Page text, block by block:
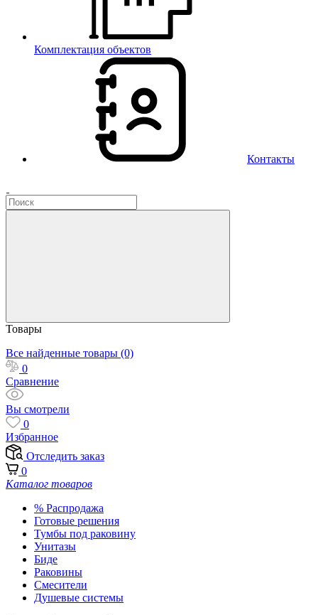
Комплектация объектов
Контакты
Товары
Все найденные товары (0)
0
Сравнение
Вы смотрели
0
Избранное
Отследить заказ
0
Каталог товаров
% Распродажа
Готовые решения
Тумбы под раковину
Унитазы
Биде
Раковины
Смесители
Душевые системы